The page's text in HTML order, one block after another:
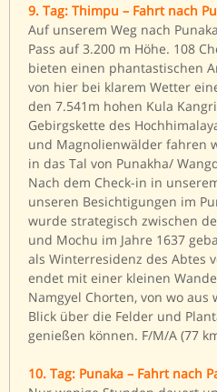
9. Tag: Thimpu – Fahrt nach
Auf unserem Weg nach
Pass auf 3.200 m Höhe. 108
bieten einen phantastischen
von hier bei klarem Wetter
den 7.541m hohen Kula
Gebirgskette des
und Magnolienwälder fahren
in das Tal von Punakha/
Nach dem Check-in in
unseren Besichtigungen im
wurde strategisch zwischen
und Mochu im Jahre 1637
als Winterresidenz des Abtes
endet mit einer kleinen
Namgyel Chorten, von wo
Blick über die Felder und
genießen können. F/M/A (77
10. Tag: Punaka – Fahrt nach